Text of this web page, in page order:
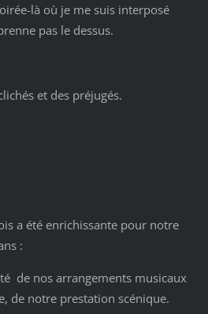
là où je me suis interposé
pas le dessus.
et des préjugés.
a été enrichissante pour notre
:
de nos arrangements musicaux
de notre prestation scénique.